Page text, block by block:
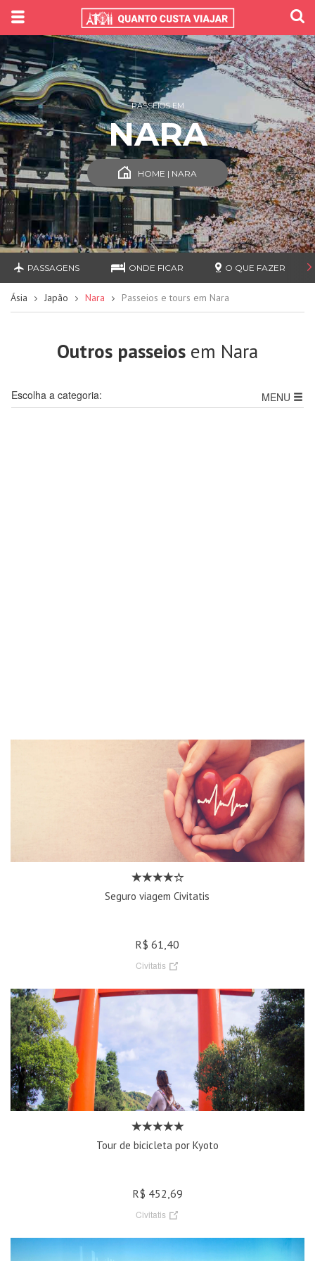
PASSEIOS EM
NARA
HOME | NARA
PASSAGENS ONDE FICAR O QUE FAZER
Ásia Japão Nara Passeios e tours em Nara
Outros passeios em Nara
MENU
Escolha a categoria:
Seguro viagem Civitatis
R$ 61,40
Civitatis
Tour de bicicleta por Kyoto
R$ 452,69
Civitatis